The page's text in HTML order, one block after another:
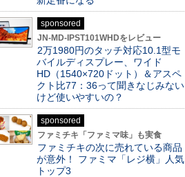
sponsored
JN-MD-IPST101WHDをレビュー
2万1980円のタッチ対応10.1型モ
バイルディスプレー、ワイド
HD（1540×720ドット）＆アスペ
クト比77：36って聞きなじみない
けど使いやすいの？
sponsored
ファミチキ「ファミマ味」も実食
ファミチキの次に売れている商品
が意外！ ファミマ「レジ横」人気
トップ3